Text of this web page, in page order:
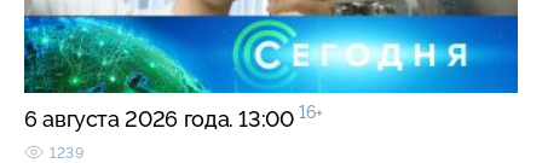
6 августа 2026 года. 13:00 16+
1239